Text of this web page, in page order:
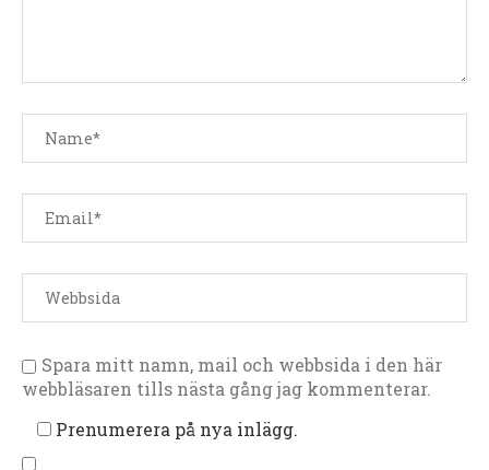
Spara mitt namn, mail och webbsida i den här
webbläsaren tills nästa gång jag kommenterar.
Prenumerera på nya inlägg.